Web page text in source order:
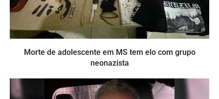
Morte de adolescente em MS tem elo com grupo
neonazista